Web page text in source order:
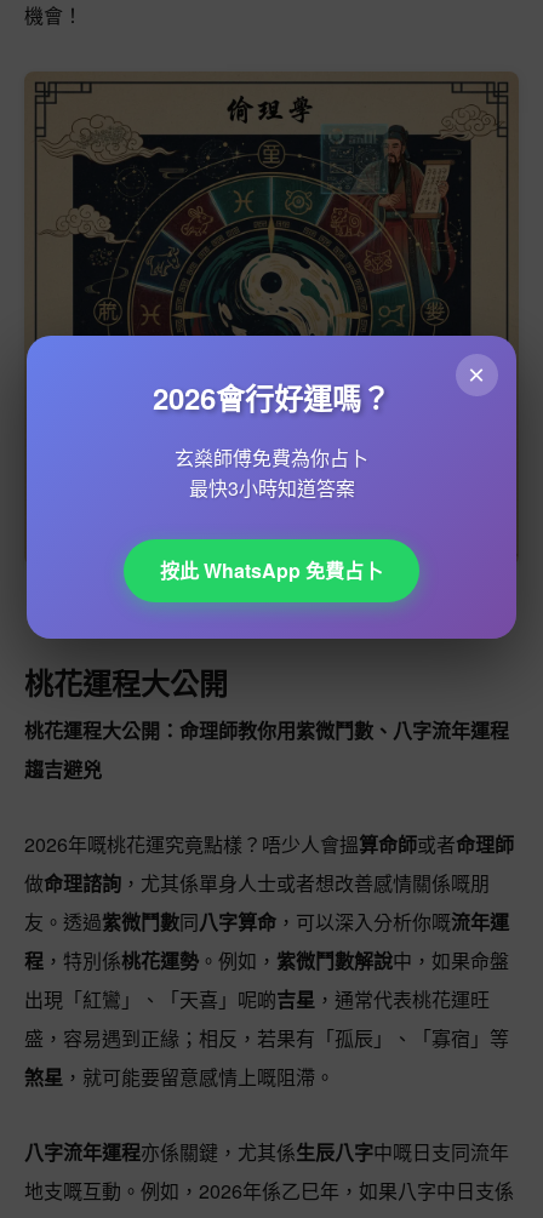
機會！
關於命理學的專業插圖
桃花運程大公開
桃花運程大公開：命理師教你用紫微鬥數、八字流年運程
趨吉避兇
2026年嘅桃花運究竟點樣？唔少人會搵算命師或者命理師
做命理諮詢 ，尤其係單身人士或者想改善感情關係嘅朋
友。透過紫微鬥數同八字算命 ，可以深入分析你嘅流年運
程 ，特別係桃花運勢 。例如， 紫微鬥數解說中，如果命盤
出現「紅鸞」、「天喜」呢啲吉星 ，通常代表桃花運旺
盛，容易遇到正緣；相反，若果有「孤辰」、「寡宿」等
煞星 ，就可能要留意感情上嘅阻滯。
八字流年運程亦係關鍵，尤其係生辰八字中嘅日支同流年
地支嘅互動。例如，2026年係乙巳年，如果八字中日支係
×
2026會行好運嗎？
玄燊師傅免費為你占卜
最快3小時知道答案
按此 WhatsApp 免費占卜